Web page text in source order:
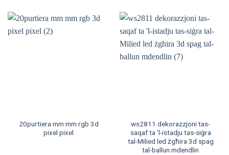
20purtiera mm mm rgb 3d
pixel pixel
ws2811 dekorazzjoni tas-
saqaf ta 'l-istadju tas-siġra
tal-Milied led żgħira 3d spag
tal-ballun mdendlin